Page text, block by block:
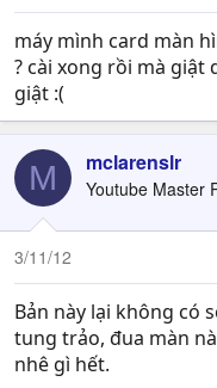
máy mình card màn
? cài xong rồi mà giật
giật :(
M mclarenslr
Youtube Master
3/11/12
Bản này lại không có
tung trảo, đua màn
nhê gì hết.